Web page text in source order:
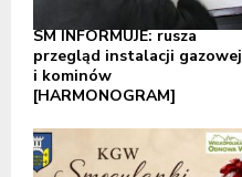
SM INFORMUJE: rusza
przegląd instalacji gazowej
i kominów
[HARMONOGRAM]